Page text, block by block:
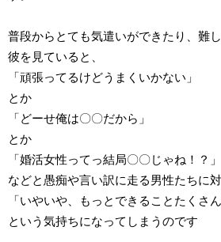
普段からとても気遣いができたり、難
彼を見ていると、
「頑張ってるけどうまくいかない」
とか
「どーせ俺は〇〇だから」
とか
「婚活女性ってっ結局〇〇じゃね！？」
などと愚痴や言い訳に走る男性たちに対
「いやいや、もっとできることたくさん
という気持ちになってしまうのです